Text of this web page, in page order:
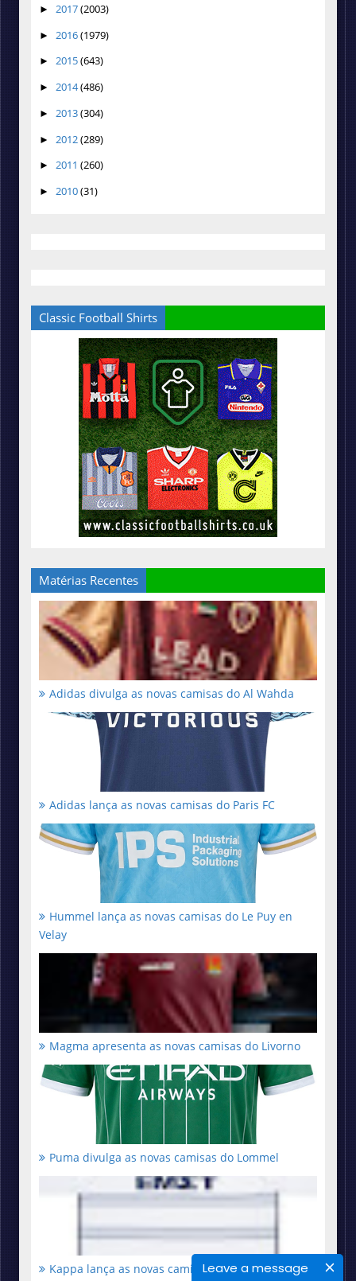
Leave a message
► 2017(2003)
► 2016(1979)
► 2015(643)
► 2014(486)
► 2013(304)
► 2012(289)
► 2011 (260)
► 2010(31)
Classic Football Shirts
Matérias Recentes
Adidas divulga as novas camisas do Al Wahda
Adidas lança as novas camisas do Paris FC
Hummel lança as novas camisas do Le Puy en
Velay
Magma apresenta as novas camisas do Livorno
Puma divulga as novas camisas do Lommel
Kappa lança as novas camisas do Athens